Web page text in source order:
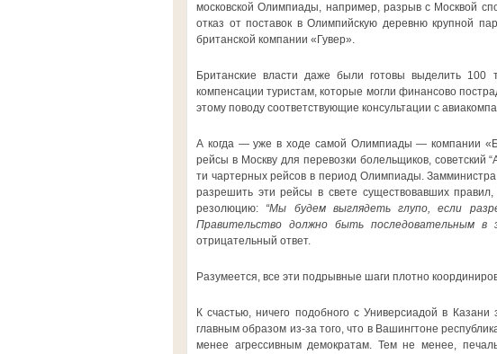
московской Олимпиады, например, разрыв с Москвой
отказ от поставок в Олимпийскую деревню крупной
британской компании «Гувер».
Британские власти даже были готовы выделить 100
компенсации туристам, которые могли финансово
этому поводу соответствующие консультации с
А когда — уже в ходе самой Олимпиады — компании
рейсы в Москву для перевозки болельщиков,
ти чартерных рейсов в период Олимпиады.
разрешить эти рейсы в свете существовавших
резолюцию: “Мы будем выглядеть глупо, если
Правительство должно быть последовательным в
отрицательный ответ.
Разумеется, все эти подрывные шаги плотно
К счастью, ничего подобного с Универсиадой в
главным образом из-за того, что в Вашингтоне
менее агрессивным демократам. Тем не менее,